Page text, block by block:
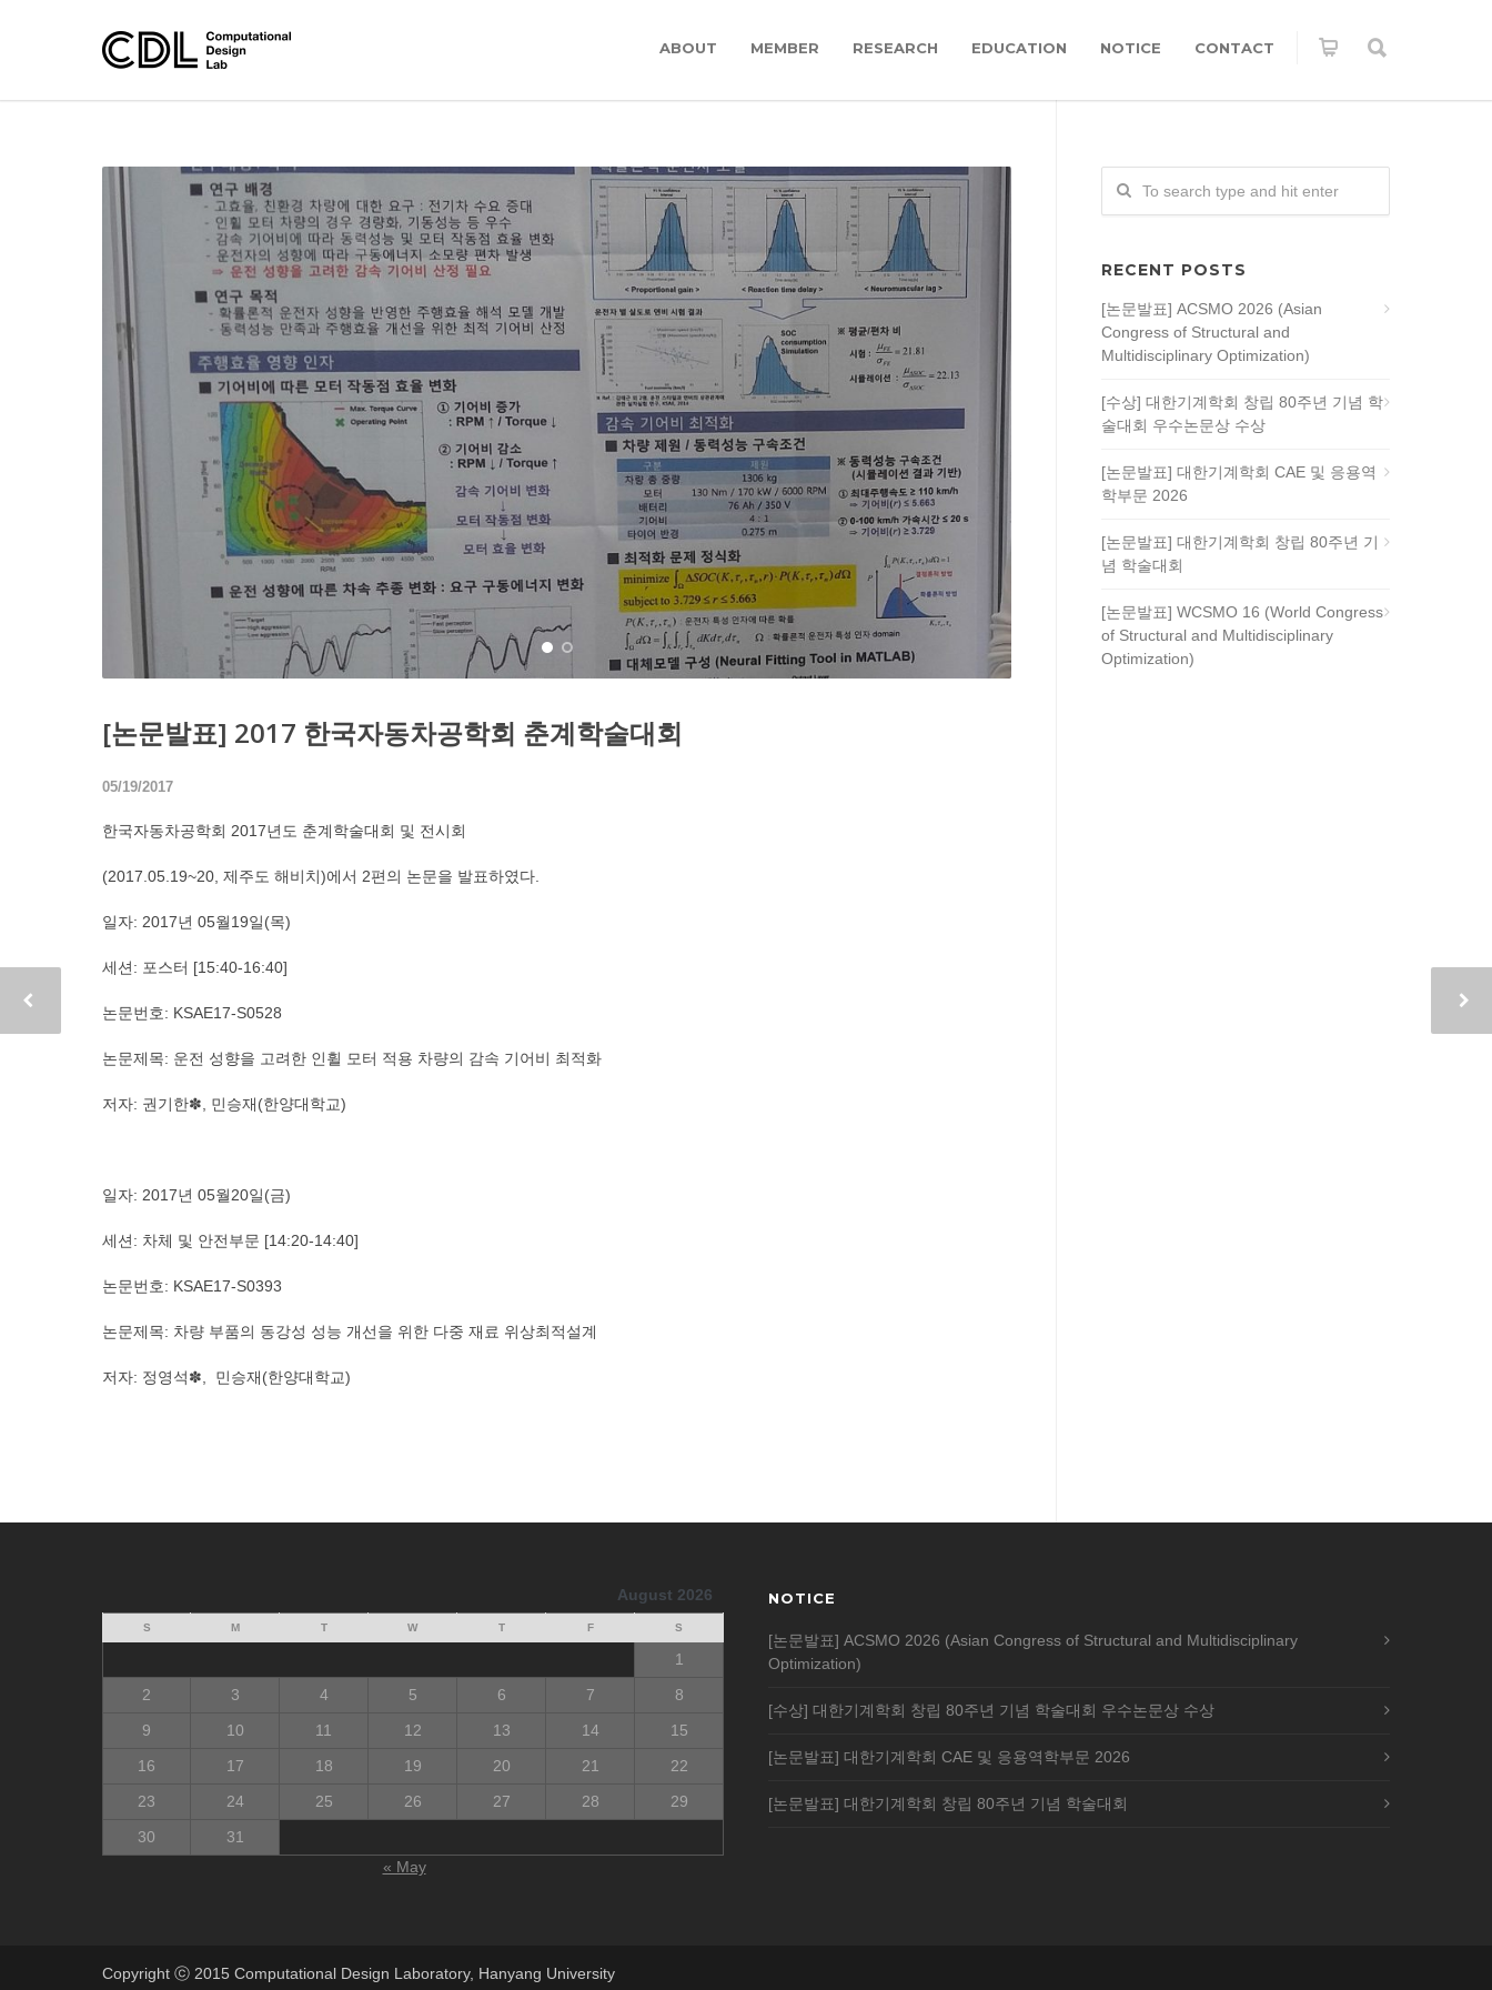
ABOUT MEMBER RESEARCH EDUCATION NOTICE CONTACT
[논문발표] 2017 한국자동차공학회 춘계학술대회
05/19/2017
한국자동차공학회 2017년도 춘계학술대회 및 전시회
(2017.05.19~20, 제주도 해비치)에서 2편의 논문을 발표하였다.
일자: 2017년 05월19일(목)
세션: 포스터 [15:40-16:40]
논문번호: KSAE17-S0528
논문제목: 운전 성향을 고려한 인휠 모터 적용 차량의 감속 기어비 최적화
저자: 권기한✽, 민승재(한양대학교)
일자: 2017년 05월20일(금)
세션: 차체 및 안전부문 [14:20-14:40]
논문번호: KSAE17-S0393
논문제목: 차량 부품의 동강성 성능 개선을 위한 다중 재료 위상최적설계
저자: 정영석✽, 민승재(한양대학교)
RECENT POSTS
[논문발표] ACSMO 2026 (Asian
Congress of Structural and
Multidisciplinary Optimization)
[수상] 대한기계학회 창립 80주년 기념 학
술대회 우수논문상 수상
[논문발표] 대한기계학회 CAE 및 응용역
학부문 2026
[논문발표] 대한기계학회 창립 80주년 기
념 학술대회
[논문발표] WCSMO 16 (World Congress
of Structural and Multidisciplinary
Optimization)
August 2026
S M T W T F S
1
2
3 4 5 6 7
8
9
10 11 12 13 14
15
16
17 18 19 20 21
22
23
24 25 26 27 28
29
30
31
« May
NOTICE
[논문발표] ACSMO 2026 (Asian Congress of Structural and Multidisciplinary
Optimization)
[수상] 대한기계학회 창립 80주년 기념 학술대회 우수논문상 수상
[논문발표] 대한기계학회 CAE 및 응용역학부문 2026
[논문발표] 대한기계학회 창립 80주년 기념 학술대회
Copyright ⓒ 2015 Computational Design Laboratory, Hanyang University